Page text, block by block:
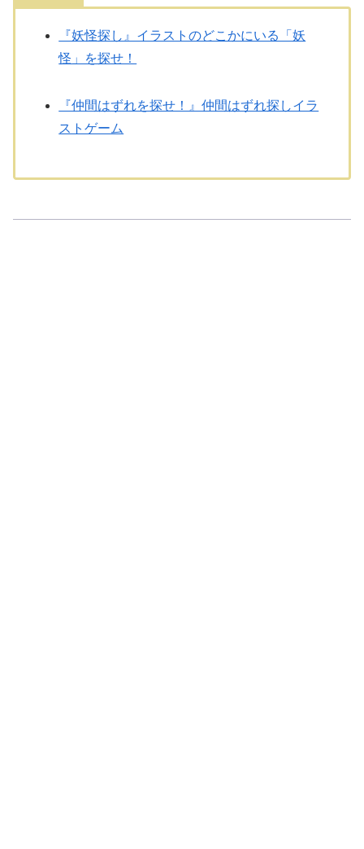
『妖怪探し』イラストのどこかにいる「妖
怪」を探せ！
『仲間はずれを探せ！』仲間はずれ探しイラ
ストゲーム